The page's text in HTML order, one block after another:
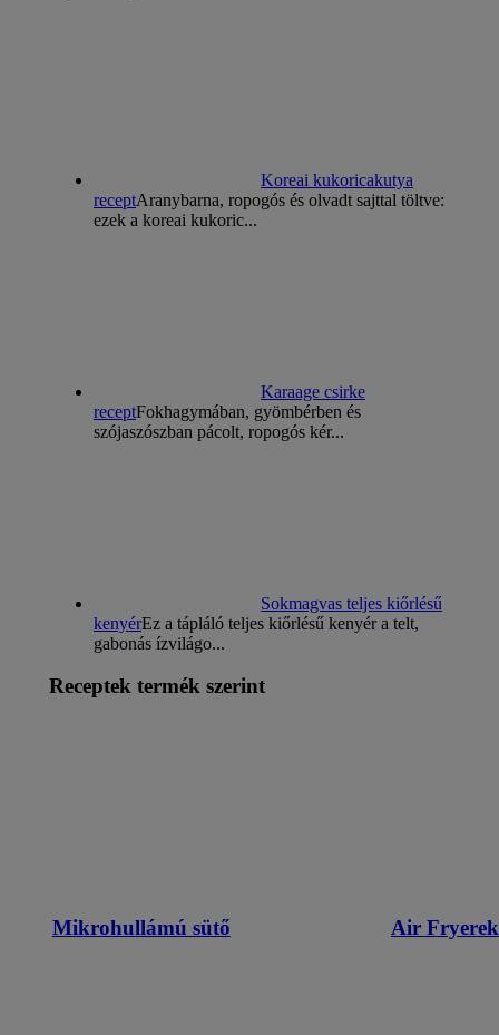
Koreai kukoricakutya
receptAranybarna, ropogós és olvadt sajttal töltve:
ezek a koreai kukoric...
Karaage csirke
receptFokhagymában, gyömbérben és
szójaszószban pácolt, ropogós kér...
Sokmagvas teljes kiőrlésű
kenyérEz a tápláló teljes kiőrlésű kenyér a telt,
gabonás ízvilágo...
Receptek termék szerint
Mikrohullámú sütő Air Fryerek